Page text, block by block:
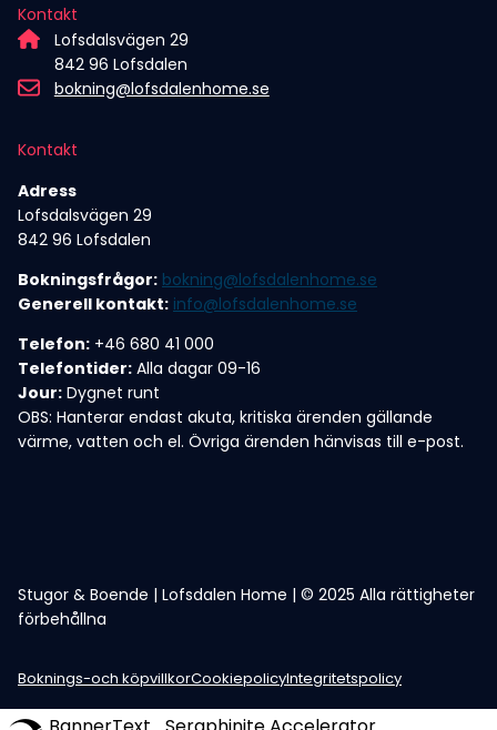
Kontakt
Lofsdalsvägen 29
842 96 Lofsdalen
bokning@lofsdalenhome.se
Kontakt
Adress
Lofsdalsvägen 29
842 96 Lofsdalen
Bokningsfrågor: bokning@lofsdalenhome.se
Generell kontakt: info@lofsdalenhome.se
Telefon: +46 680 41 000
Telefontider: Alla dagar 09-16
Jour: Dygnet runt
OBS: Hanterar endast akuta, kritiska ärenden gällande
värme, vatten och el. Övriga ärenden hänvisas till e-post.
Stugor & Boende | Lofsdalen Home | © 2025 Alla rättigheter
förbehållna
Boknings-och köpvillkorCookiepolicyIntegritetspolicy